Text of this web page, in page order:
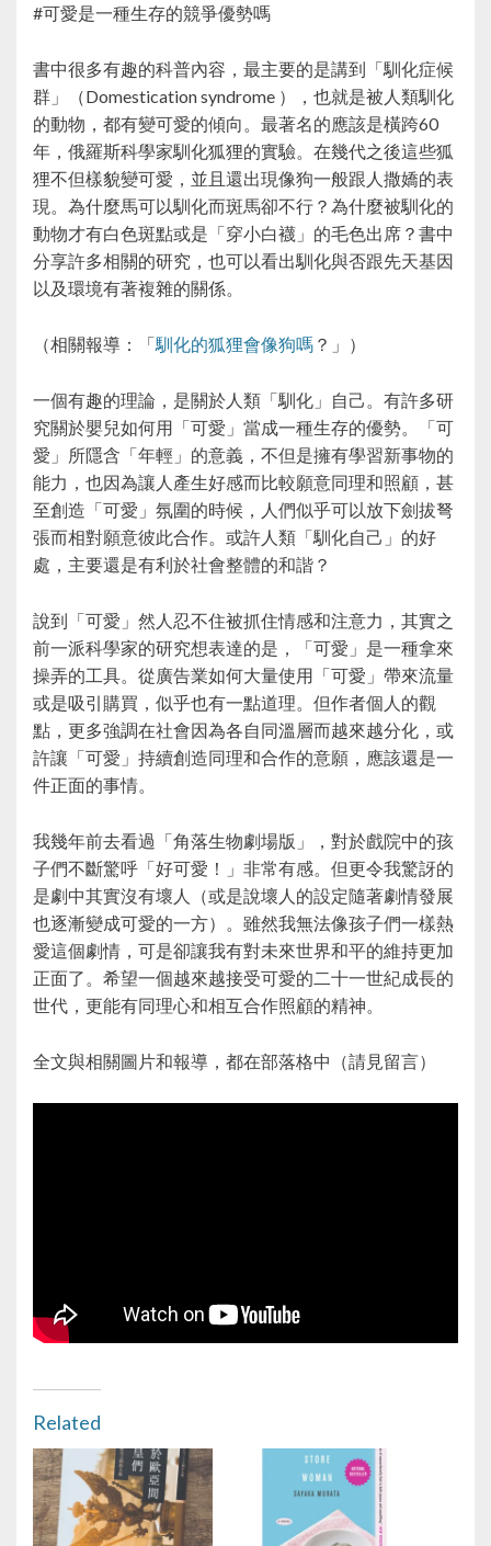
#可愛是一種生存的競爭優勢嗎
書中很多有趣的科普內容，最主要的是講到「馴化症候
群」（Domestication syndrome ），也就是被人類馴化
的動物，都有變可愛的傾向。最著名的應該是橫跨60
年，俄羅斯科學家馴化狐狸的實驗。在幾代之後這些狐
狸不但樣貌變可愛，並且還出現像狗一般跟人撒嬌的表
現。為什麼馬可以馴化而斑馬卻不行？為什麼被馴化的
動物才有白色斑點或是「穿小白襪」的毛色出席？書中
分享許多相關的研究，也可以看出馴化與否跟先天基因
以及環境有著複雜的關係。
（相關報導：「馴化的狐狸會像狗嗎 ？」）
一個有趣的理論，是關於人類「馴化」自己。有許多研
究關於嬰兒如何用「可愛」當成一種生存的優勢。「可
愛」所隱含「年輕」的意義，不但是擁有學習新事物的
能力，也因為讓人產生好感而比較願意同理和照顧，甚
至創造「可愛」氛圍的時候，人們似乎可以放下劍拔弩
張而相對願意彼此合作。或許人類「馴化自己」的好
處，主要還是有利於社會整體的和諧？
說到「可愛」然人忍不住被抓住情感和注意力，其實之
前一派科學家的研究想表達的是，「可愛」是一種拿來
操弄的工具。從廣告業如何大量使用「可愛」帶來流量
或是吸引購買，似乎也有一點道理。但作者個人的觀
點，更多強調在社會因為各自同溫層而越來越分化，或
許讓「可愛」持續創造同理和合作的意願，應該還是一
件正面的事情。
我幾年前去看過「角落生物劇場版」，對於戲院中的孩
子們不斷驚呼「好可愛！」非常有感。但更令我驚訝的
是劇中其實沒有壞人（或是說壞人的設定隨著劇情發展
也逐漸變成可愛的一方）。雖然我無法像孩子們一樣熱
愛這個劇情，可是卻讓我有對未來世界和平的維持更加
正面了。希望一個越來越接受可愛的二十一世紀成長的
世代，更能有同理心和相互合作照顧的精神。
全文與相關圖片和報導，都在部落格中（請見留言）
Related